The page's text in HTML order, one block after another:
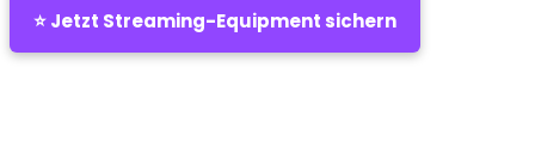
⭐ Jetzt Streaming-Equipment sichern